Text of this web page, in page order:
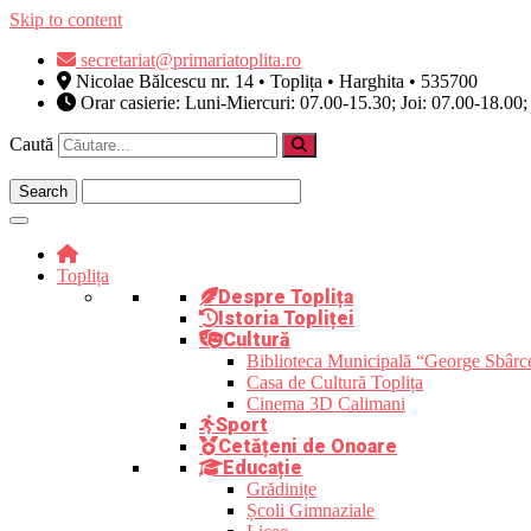
Skip to content
secretariat@primariatoplita.ro
Nicolae Bălcescu nr. 14 • Toplița • Harghita • 535700
Orar casierie: Luni-Miercuri: 07.00-15.30; Joi: 07.00-
Caută
Toplița
Despre Toplița
Istoria Topliței
Cultură
Biblioteca Municipală “George
Casa de Cultură Toplița
Cinema 3D Calimani
Sport
Cetățeni de Onoare
Educație
Grădinițe
Școli Gimnaziale